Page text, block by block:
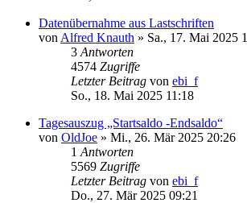
Datenübernahme aus Lastschriften
von Alfred Knauth » Sa., 17. Mai 2025
3 Antworten
4574 Zugriffe
Letzter Beitrag von ebi_f
So., 18. Mai 2025 11:18
Tagesauszug „Startsaldo -Endsaldo“
von OldJoe » Mi., 26. Mär 2025 20:26
1 Antworten
5569 Zugriffe
Letzter Beitrag von ebi_f
Do., 27. Mär 2025 09:21